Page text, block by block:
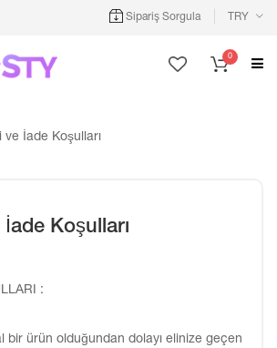
Sipariş Sorgula TRY
0
ve İade Koşulları
Koşulları
:
bir ürün olduğundan dolayı elinize geçen